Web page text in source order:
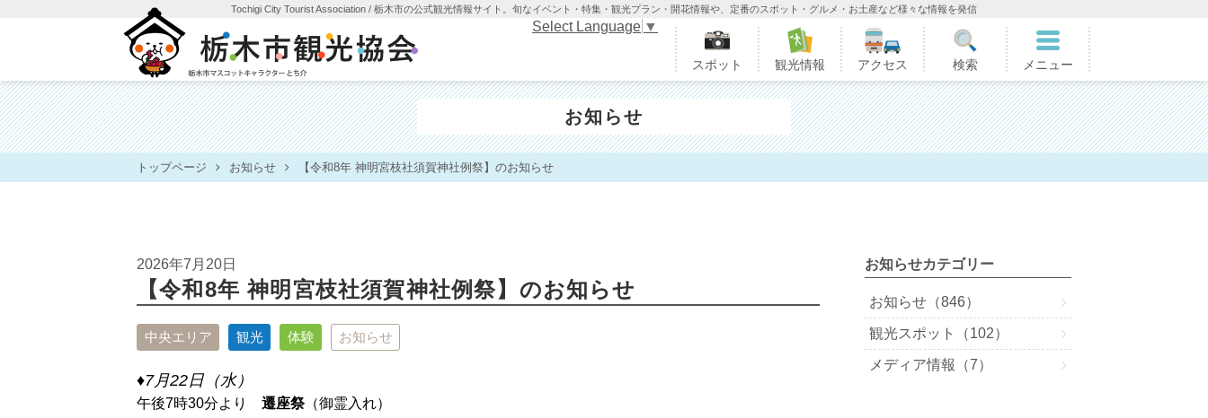
Tochigi City Tourist Association / 栃木市の公式観光情報サイト。旬なイベント・特集・観光プラン・開花情報や、定番のスポット・グルメ・お土産など様々な情報を発信
栃木市観光協会
スポット 観光情報 アクセス 検索 メニュー
Select Language ▼
お知らせ
トップページ お知らせ 【令和8年 神明宮枝社須賀神社例祭】のお知らせ
2026年7月20日
【令和8年 神明宮枝社須賀神社例祭】のお知らせ
中央エリア 観光 体験 お知らせ
♦7月22日（水）
午後7時30分より 遷座祭（御霊入れ）
お知らせカテゴリー
お知らせ（846）
観光スポット（102）
メディア情報（7）